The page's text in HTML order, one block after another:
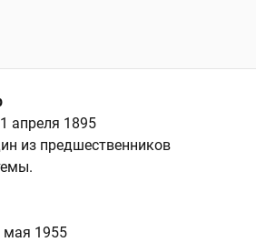
апреля 1895
из предшественников
мая 1955